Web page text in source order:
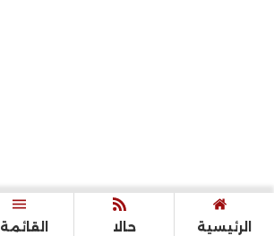
الرئيسية حالا القائمة